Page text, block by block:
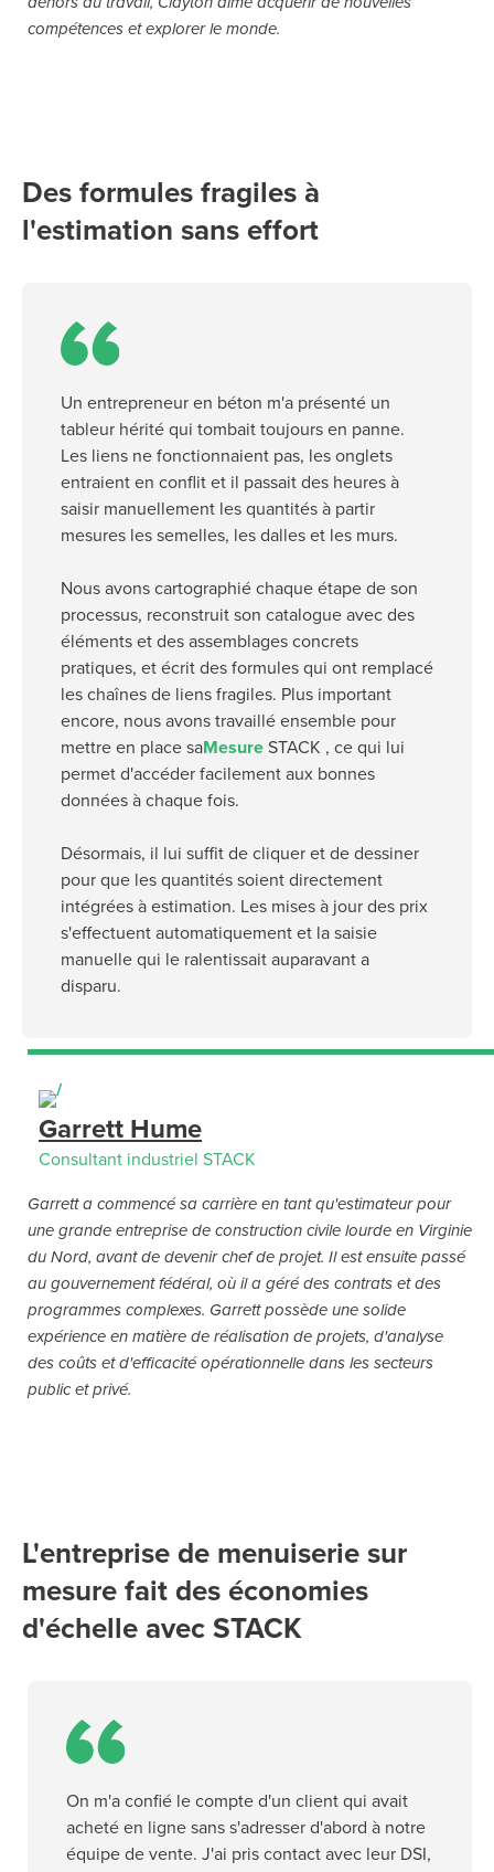
compétences et explorer le monde.
Des formules fragiles à
l'estimation sans effort
Un entrepreneur en béton m'a présenté un
tableur hérité qui tombait toujours en panne.
Les liens ne fonctionnaient pas, les onglets
entraient en conflit et il passait des heures à
saisir manuellement les quantités à partir
mesures les semelles, les dalles et les murs.
Nous avons cartographié chaque étape de son
processus, reconstruit son catalogue avec des
éléments et des assemblages concrets
pratiques, et écrit des formules qui ont remplacé
les chaînes de liens fragiles. Plus important
encore, nous avons travaillé ensemble pour
mettre en place saMesure STACK , ce qui lui
permet d'accéder facilement aux bonnes
données à chaque fois.
Désormais, il lui suffit de cliquer et de dessiner
pour que les quantités soient directement
intégrées à estimation. Les mises à jour des prix
s'effectuent automatiquement et la saisie
manuelle qui le ralentissait auparavant a
disparu.
Garrett Hume
Consultant industriel STACK
Garrett a commencé sa carrière en tant qu'estimateur pour
une grande entreprise de construction civile lourde en Virginie
du Nord, avant de devenir chef de projet. Il est ensuite passé
au gouvernement fédéral, où il a géré des contrats et des
programmes complexes. Garrett possède une solide
expérience en matière de réalisation de projets, d'analyse
des coûts et d'efficacité opérationnelle dans les secteurs
public et privé.
L'entreprise de menuiserie sur
mesure fait des économies
d'échelle avec STACK
On m'a confié le compte d'un client qui avait
acheté en ligne sans s'adresser d'abord à notre
équipe de vente. J'ai pris contact avec leur DSI,